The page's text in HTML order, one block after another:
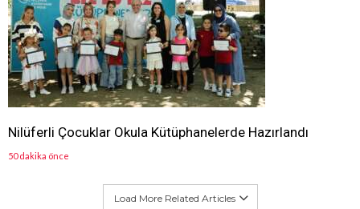
Nilüferli Çocuklar Okula Kütüphanelerde Hazırlandı
50 dakika önce
Load More Related Articles